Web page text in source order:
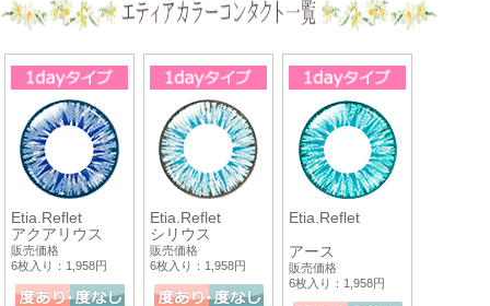
Etia.Reflet
アクアリウス
販売価格
6枚入り：1,958円
Etia.Reflet
シリウス
販売価格
6枚入り：1,958円
Etia.Reflet
アース
販売価格
6枚入り：1,958円